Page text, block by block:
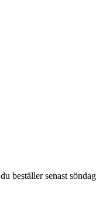
beställer senast söndag